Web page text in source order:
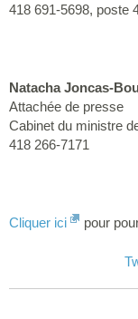
418 691-5698, poste
Natacha Joncas-
Attachée de presse
Cabinet du ministre
418 266-7171
Cliquer ici pour